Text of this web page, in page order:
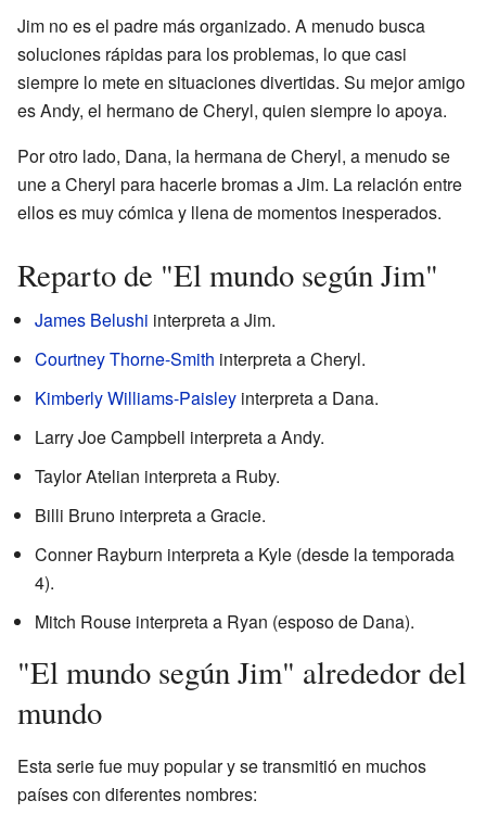
Jim no es el padre más organizado. A menudo busca
soluciones rápidas para los problemas, lo que casi
siempre lo mete en situaciones divertidas. Su mejor amigo
es Andy, el hermano de Cheryl, quien siempre lo apoya.
Por otro lado, Dana, la hermana de Cheryl, a menudo se
une a Cheryl para hacerle bromas a Jim. La relación entre
ellos es muy cómica y llena de momentos inesperados.
Reparto de "El mundo según Jim"
James Belushi interpreta a Jim.
Courtney Thorne-Smith interpreta a Cheryl.
Kimberly Williams-Paisley interpreta a Dana.
Larry Joe Campbell interpreta a Andy.
Taylor Atelian interpreta a Ruby.
Billi Bruno interpreta a Gracie.
Conner Rayburn interpreta a Kyle (desde la temporada
4).
Mitch Rouse interpreta a Ryan (esposo de Dana).
"El mundo según Jim" alrededor del
mundo
Esta serie fue muy popular y se transmitió en muchos
países con diferentes nombres: